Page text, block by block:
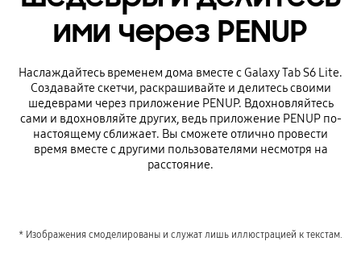
ими через PENUP
Наслаждайтесь временем дома вместе с Galaxy Tab S6 Lite.
Создавайте скетчи, раскрашивайте и делитесь своими
шедеврами через приложение PENUP. Вдохновляйтесь
сами и вдохновляйте других, ведь приложение PENUP по-
настоящему сближает. Вы сможете отлично провести
время вместе с другими пользователями несмотря на
расстояние.
* Изображения смоделированы и служат лишь иллюстрацией к текстам.